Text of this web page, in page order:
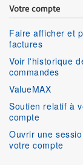
Votre compte
Faire afficher et
factures
Voir l'historique
commandes
ValueMAX
Soutien relatif à
compte
Ouvrir une
votre compte